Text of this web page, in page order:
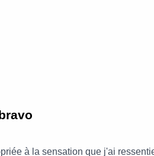
à la sensation que j'ai